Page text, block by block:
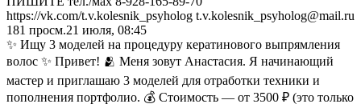
https://vk.com/t.v.kolesnik_psyholog t.v.kolesnik_psyholog@mail.ru
181 просм.21 июля, 08:45
✨ Ищу 3 моделей на процедуру кератинового выпрямления
волос ✨ Привет! 🫂 Меня зовут Анастасия. Я начинающий
мастер и приглашаю 3 моделей для отработки техники и
пополнения портфолио. 💰 Стоимость — от 3500 ₽ (это только